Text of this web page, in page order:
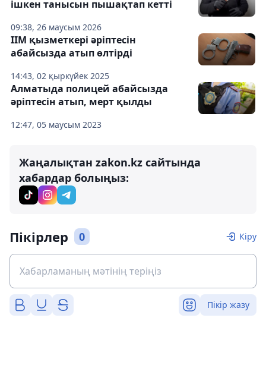
09:38, 26 маусым 2026
ішкен танысын пышақтап кетті
14:43, 02 қыркүйек 2025
ІІМ қызметкері әріптесін
абайсызда атып өлтірді
12:47, 05 маусым 2023
Алматыда полицей абайсызда
әріптесін атып, мерт қылды
Жаңалықтан zakon.kz сайтында
хабардар болыңыз:
Пікірлер 0 Кіру
Пікір жазу